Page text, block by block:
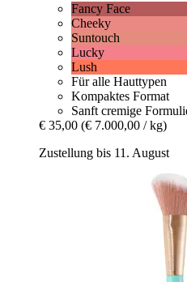
Fancy Face
Cheeky
Suntouch
Lucky
Lush
Für alle Hauttypen
Kompaktes Format
Sanft cremige
€ 35,00 (€ 7.000,00 / kg)
Zustellung bis 11. August